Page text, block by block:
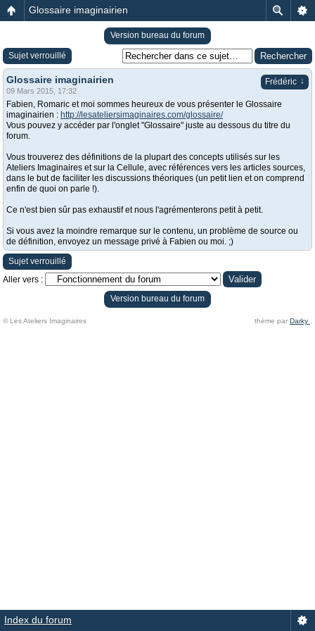
Glossaire imaginairien
Version bureau du forum
Sujet verrouillé
Frédéric ↓
Glossaire imaginairien
09 Mars 2015, 17:32
Fabien, Romaric et moi sommes heureux de vous présenter le Glossaire
imaginairien : http://lesateliersimaginaires.com/glossaire/
Vous pouvez y accéder par l'onglet "Glossaire" juste au dessous du titre du
forum.
Vous trouverez des définitions de la plupart des concepts utilisés sur les
Ateliers Imaginaires et sur la Cellule, avec références vers les articles sources,
dans le but de faciliter les discussions théoriques (un petit lien et on comprend
enfin de quoi on parle !).
Ce n'est bien sûr pas exhaustif et nous l'agrémenterons petit à petit.
Si vous avez la moindre remarque sur le contenu, un problème de source ou
de définition, envoyez un message privé à Fabien ou moi. ;)
Sujet verrouillé
Aller vers :
Version bureau du forum
© Les Ateliers Imaginaires thème par Darky
Index du forum